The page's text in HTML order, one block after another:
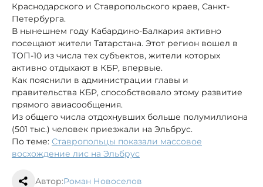
Краснодарского и Ставропольского краев, Санкт-
Петербурга.
В нынешнем году Кабардино-Балкария активно
посещают жители Татарстана. Этот регион вошел в
ТОП-10 из числа тех субъектов, жители которых
активно отдыхают в КБР, впервые.
Как пояснили в администрации главы и
правительства КБР, способствовало этому развитие
прямого авиасообщения.
Из общего числа отдохнувших больше полумиллиона
(501 тыс.) человек приезжали на Эльбрус.
По теме: Ставропольцы показали массовое
восхождение лис на Эльбрус
Автор:Роман Новоселов